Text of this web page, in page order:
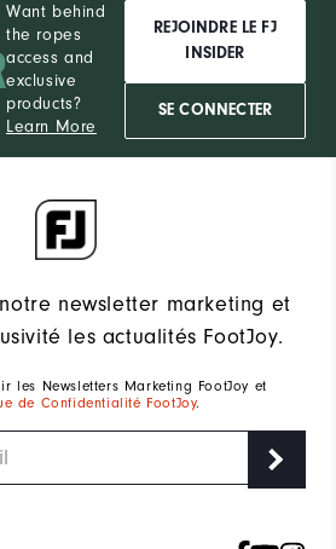
Want behind
the ropes
access and
exclusive
products?
Learn More
REJOINDRE LE FJ
INSIDER
SE CONNECTER
newsletter marketing et
les actualités FootJoy.
les Newsletters Marketing FootJoy et
de Confidentialité FootJoy.